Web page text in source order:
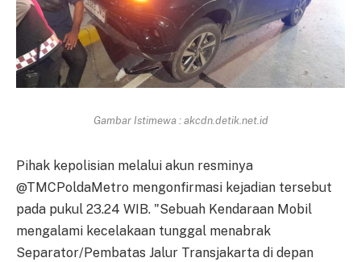
Gambar Istimewa : akcdn.detik.net.id
Pihak kepolisian melalui akun resminya
@TMCPoldaMetro mengonfirmasi kejadian tersebut
pada pukul 23.24 WIB. "Sebuah Kendaraan Mobil
mengalami kecelakaan tunggal menabrak
Separator/Pembatas Jalur Transjakarta di depan